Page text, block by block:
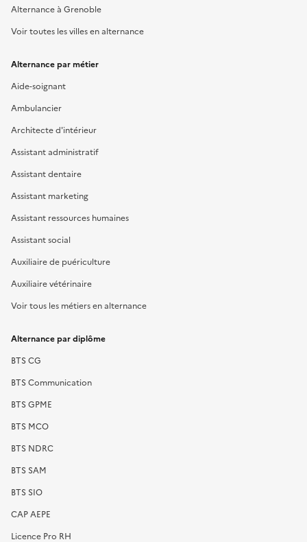
Alternance à Grenoble
Voir toutes les villes en alternance
Alternance par métier
Aide-soignant
Ambulancier
Architecte d'intérieur
Assistant administratif
Assistant dentaire
Assistant marketing
Assistant ressources humaines
Assistant social
Auxiliaire de puériculture
Auxiliaire vétérinaire
Voir tous les métiers en alternance
Alternance par diplôme
BTS CG
BTS Communication
BTS GPME
BTS MCO
BTS NDRC
BTS SAM
BTS SIO
CAP AEPE
Licence Pro RH